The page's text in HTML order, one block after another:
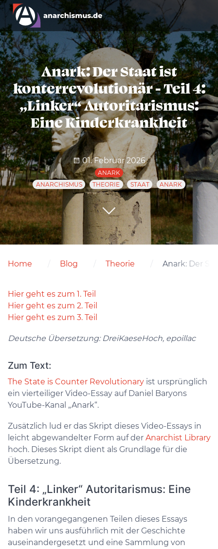
Anark: Der Staat ist
konterrevolutionär - Teil 4:
„Linker“ Autoritarismus:
Eine Kinderkrankheit
01. Februar 2026
ANARK
ANARCHISMUS
THEORIE STAAT ANARK
Home Blog Theorie Anark: Der
Hier geht es zum 1. Teil
Hier geht es zum 2. Teil
Hier geht es zum 3. Teil
Deutsche Übersetzung: DreiKaeseHoch, epoillac
Zum Text:
The State is Counter Revolutionary ist ursprünglich
ein vierteiliger Video-Essay auf Daniel Baryons
YouTube-Kanal „Anark“.
Zusätzlich lud er das Skript dieses Video-Essays in
leicht abgewandelter Form auf der Anarchist Library
hoch. Dieses Skript dient als Grundlage für die
Übersetzung.
Teil 4: „Linker“ Autoritarismus: Eine
Kinderkrankheit
In den vorangegangenen Teilen dieses Essays
haben wir uns ausführlich mit der Geschichte
auseinandergesetzt und eine Sammlung von